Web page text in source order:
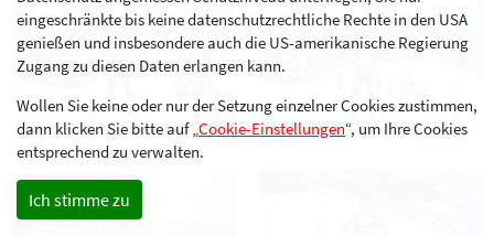
eingeschränkte bis keine datenschutzrechtliche Rechte in den USA
genießen und insbesondere auch die US-amerikanische Regierung
Zugang zu diesen Daten erlangen kann.
Wollen Sie keine oder nur der Setzung einzelner Cookies zustimmen,
dann klicken Sie bitte auf „Cookie-Einstellungen“, um Ihre Cookies
entsprechend zu verwalten.
Ich stimme zu